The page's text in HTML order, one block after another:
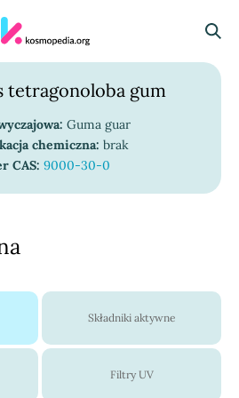
tetragonoloba gum
Guma guar
chemiczna: brak
CAS: 9000-30-0
Składniki aktywne
Filtry UV